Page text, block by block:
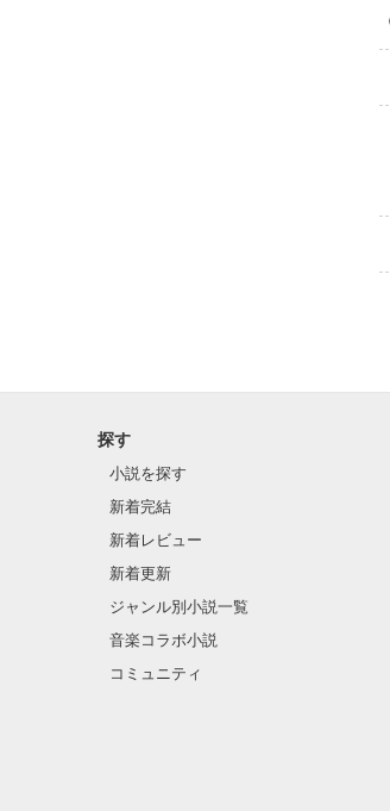
探す
小説を探す
新着完結
新着レビュー
新着更新
ジャンル別小説一覧
音楽コラボ小説
コミュニティ